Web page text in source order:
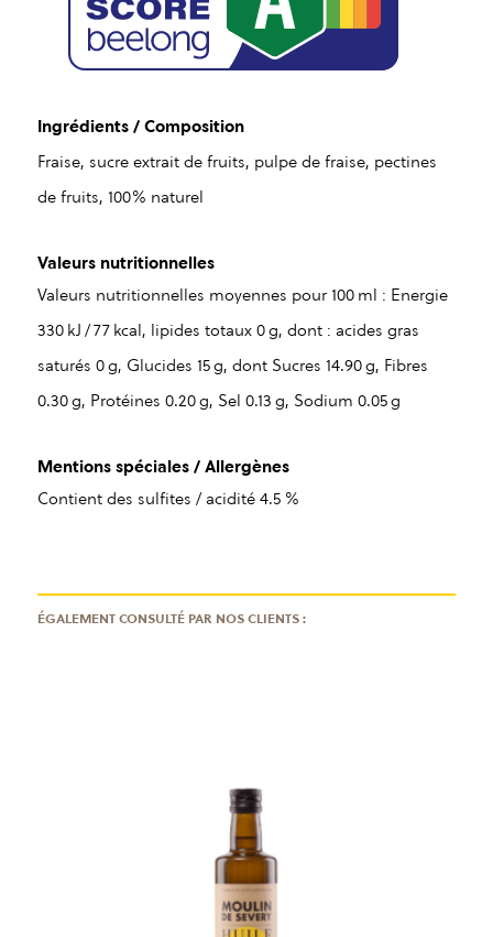
Ingrédients / Composition
Fraise, sucre extrait de fruits, pulpe de fraise, pectines
de fruits, 100% naturel
Valeurs nutritionnelles
Valeurs nutritionnelles moyennes pour 100 ml : Energie
330 kJ / 77 kcal, lipides totaux 0 g, dont : acides gras
saturés 0 g, Glucides 15 g, dont Sucres 14.90 g, Fibres
0.30 g, Protéines 0.20 g, Sel 0.13 g, Sodium 0.05 g
Mentions spéciales / Allergènes
Contient des sulfites / acidité 4.5 %
ÉGALEMENT CONSULTÉ PAR NOS CLIENTS :